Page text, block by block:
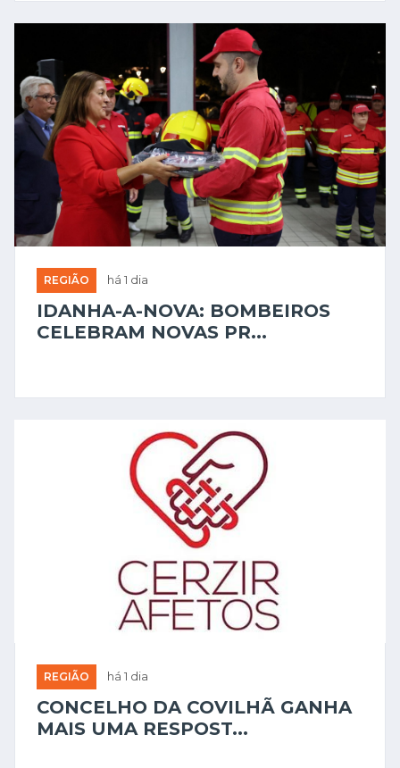
REGIÃO há 1 dia
IDANHA-A-NOVA: BOMBEIROS
CELEBRAM NOVAS PR...
REGIÃO há 1 dia
CONCELHO DA COVILHÃ GANHA
MAIS UMA RESPOST...